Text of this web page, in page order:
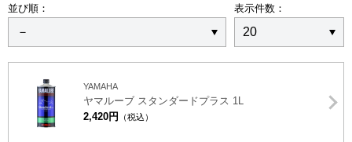
並び順： 表示件数：
YAMAHA
ヤマルーブ スタンダードプラス 1L
2,420円
（税込）